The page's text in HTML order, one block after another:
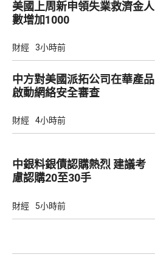
美國上周新申領失業救濟金人
數增加1000
財經 3小時前
中方對美國派拓公司在華產品
啟動網絡安全審查
財經 4小時前
中銀料銀債認購熱烈 建議考
慮認購20至30手
財經 5小時前